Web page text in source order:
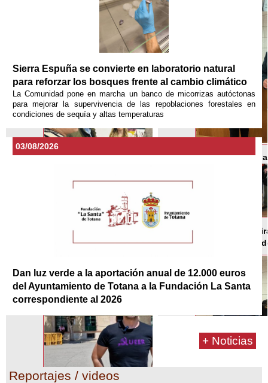
Sierra Espuña se convierte en laboratorio natural
para reforzar los bosques frente al cambio climático
La Comunidad pone en marcha un banco de micorrizas autóctonas
para mejorar la supervivencia de las repoblaciones forestales en
condiciones de sequía y altas temperaturas
03/08/2026
Dan luz verde a la aportación anual de 12.000 euros
del Ayuntamiento de Totana a la Fundación La Santa
correspondiente al 2026
+ Noticias
Reportajes / videos